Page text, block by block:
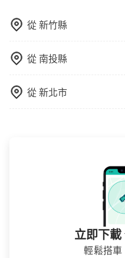
從新竹縣
從 南投縣
從新北市
立即下
輕鬆搭車